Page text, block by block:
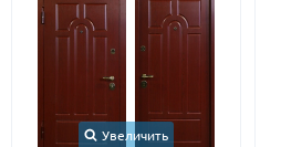
Увеличить